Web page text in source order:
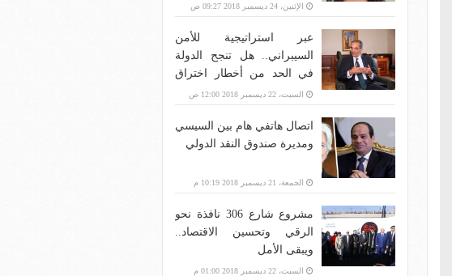
الإثنين، 24 ديسمبر 2018 09:27 ص
عبر استراتيجية للأمن
السيبراني.. هل تنجح الدولة
في الحد من أخطار اختراق
بنية الاتصالات؟
السبت، 22 ديسمبر 2018 12:00 ص
اتصال هاتفي هام بين السيسي
ومديرة صندوق النقد الدولي
الجمعة، 21 ديسمبر 2018 10:19 م
مشروع شارع 306 نافذة نحو
الرقي وتحسين الاقتصاد..
ويبقى الأمل
السبت، 22 ديسمبر 2018 01:00 م